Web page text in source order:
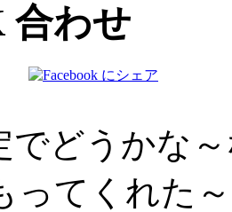
合わせ
でどうかな
ってくれた